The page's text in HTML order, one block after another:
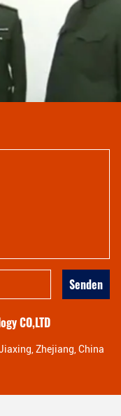
Senden
CO,LTD
Zhejiang, China